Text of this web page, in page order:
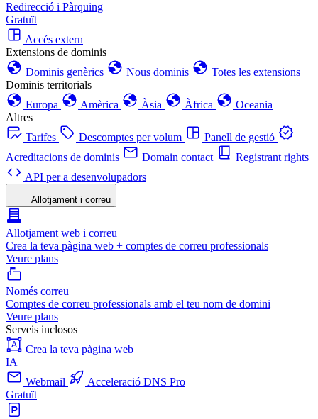
Redirecció i Pàrquing
Gratuït
Accés extern
Extensions de dominis
Dominis genèrics
Nous dominis
Totes les extensions
Dominis territorials
Europa
Amèrica Àsia Àfrica
Oceania
Altres
Tarifes
Descomptes per volum
Panell de gestió
Acreditacions de dominis
Domain contact
Registrant rights
API per a desenvolupadors
Allotjament i correu
Allotjament web i correu
Crea la teva pàgina web + comptes de correu professionals
Veure plans
Només correu
Comptes de correu professionals amb el teu nom de domini
Veure plans
Serveis inclosos
Crea la teva pàgina web
IA
Webmail
Acceleració DNS Pro
Gratuït